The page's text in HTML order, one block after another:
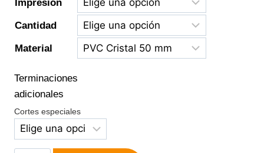
Impresión
Cantidad
Material
Terminaciones
adicionales
Cortes especiales